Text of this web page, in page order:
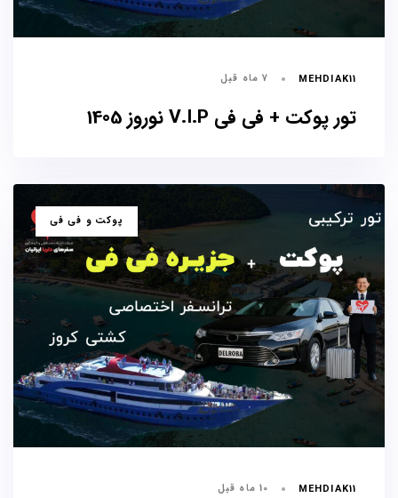
MEHDIAK11 7 ماه قبل
تور پوکت + فی فی V.I.P نوروز 1405
برچسب
ها
پوکت و فی فی
MEHDIAK11 10 ماه قبل